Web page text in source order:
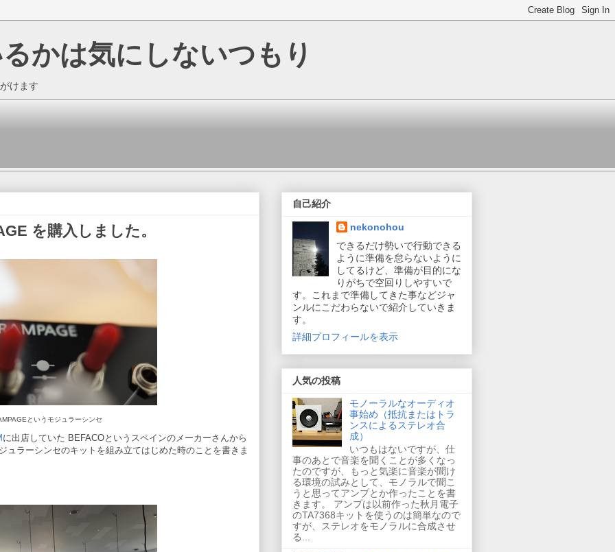
かは気にしないつもり
けます
を購入しました。
というモジュラーシンセ
に出店していた BEFACOというスペインのメーカーさんから
ュラーシンセのキットを組み立てはじめた時のことを書きま
自己紹介
nekonohou
できるだけ勢いで行動できる
ように準備を怠らないように
してるけど、準備が目的にな
りがちで空回りしやすいで
す。これまで準備してきた事などジャ
ンルにこだわらないで紹介していきま
す。
詳細プロフィールを表示
人気の投稿
モノーラルなオーディオ
事始め（抵抗またはトラ
ンスによるステレオ合
成）
いつもはないですが、仕
事のあとで音楽を聞くことが多くなっ
たのですが、もっと気楽に音楽が聞け
る環境の試みとして、モノラルで聞こ
うと思ってアンプとか作ったことを書
きます。 アンプは以前作った秋月電子
のTA7368キットを使うのは簡単なので
すが、ステレオをモノラルに合成させ
る...